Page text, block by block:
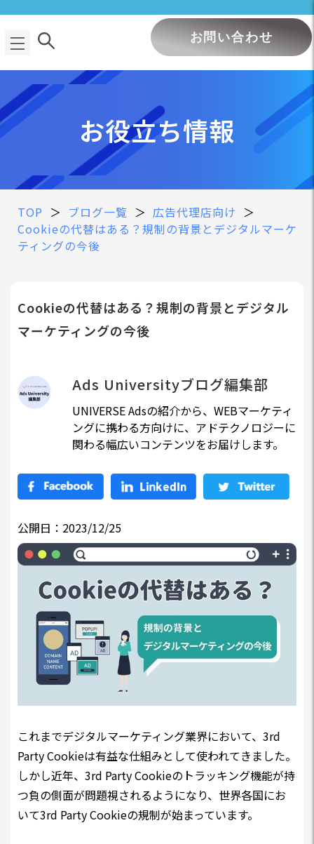
お問い合わせ
お役立ち情報
TOP ＞ ブログ一覧 ＞ 広告代理店向け ＞
Cookieの代替はある？規制の背景とデジタルマーケ
ティングの今後
Cookieの代替はある？規制の背景とデジタル
マーケティングの今後
Ads Universityブログ編集部
UNIVERSE Adsの紹介から、WEBマーケティ
ングに携わる方向けに、アドテクノロジーに
関わる幅広いコンテンツをお届けします。
公開日：2023/12/25
これまでデジタルマーケティング業界において、3rd
Party Cookieは有益な仕組みとして使われてきました。
しかし近年、3rd Party Cookieのトラッキング機能が持
つ負の側面が問題視されるようになり、世界各国にお
いて3rd Party Cookieの規制が始まっています。